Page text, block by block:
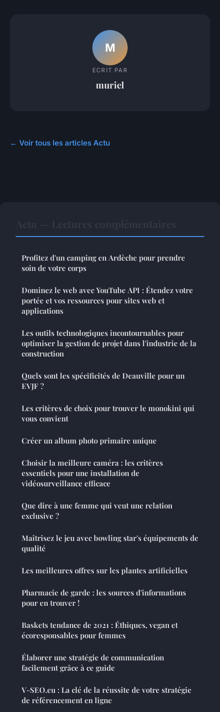
M
ECRIT PAR
muriel
← Voir tous les articles Actu
Profitez d'un camping en Ardèche pour prendre
soin de votre corps
Dominez le web avec YouTube API : Étendez votre
portée et vos ressources pour sites web et
applications
Les outils technologiques incontournables pour
optimiser la gestion de projet dans l'industrie de la
construction
Quels sont les spécificités de Deauville pour un
EVJF ?
Les critères de choix pour trouver le monokini qui
vous convient
Créer un album photo primaire unique
Choisir la meilleure caméra : les critères
essentiels pour une installation de
vidéosurveillance efficace
Que dire à une femme qui veut une relation
exclusive ?
Maîtrisez le jeu avec bowling star's équipements de
qualité
Les meilleures offres sur les plantes artificielles
Pharmacie de garde : les sources d'informations
pour en trouver !
Baskets tendance de 2021 : Éthiques, vegan et
écoresponsables pour femmes
Élaborer une stratégie de communication
facilement grâce à ce guide
V-SEO.eu : La clé de la réussite de votre stratégie
de référencement en ligne